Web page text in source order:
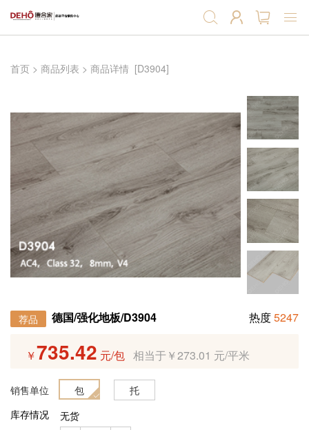
首页
强化地板
实木复合地板
软木地板
软木墙板
产品辅料
产品预售
定制产品
招商加盟
首页 > 商品列表 > 商品详情 [D3904]
荐品 德国/强化地板/D3904 热度5247
￥735.42 元/包 相当于￥273.01 元/平米
销售单位 包
托
库存情况
无货